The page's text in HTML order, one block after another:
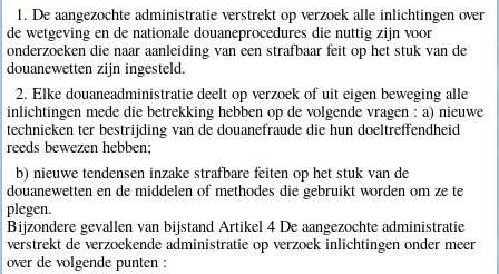
1. De aangezochte administratie verstrekt op verzoek alle inlichtingen over
de wetgeving en de nationale douaneprocedures die nuttig zijn voor
onderzoeken die naar aanleiding van een strafbaar feit op het stuk van de
douanewetten zijn ingesteld.
2. Elke douaneadministratie deelt op verzoek of uit eigen beweging alle
inlichtingen mede die betrekking hebben op de volgende vragen : a) nieuwe
technieken ter bestrijding van de douanefraude die hun doeltreffendheid
reeds bewezen hebben;
b) nieuwe tendensen inzake strafbare feiten op het stuk van de
douanewetten en de middelen of methodes die gebruikt worden om ze te
plegen.
Bijzondere gevallen van bijstand Artikel 4 De aangezochte administratie
verstrekt de verzoekende administratie op verzoek inlichtingen onder meer
over de volgende punten :